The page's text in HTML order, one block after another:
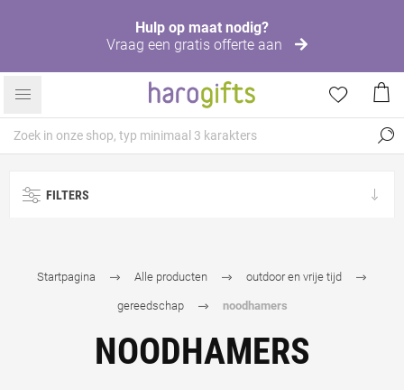
Hulp op maat nodig?
Vraag een gratis offerte aan
FILTERS
Startpagina Alle producten outdoor en vrije tijd
gereedschap noodhamers
NOODHAMERS